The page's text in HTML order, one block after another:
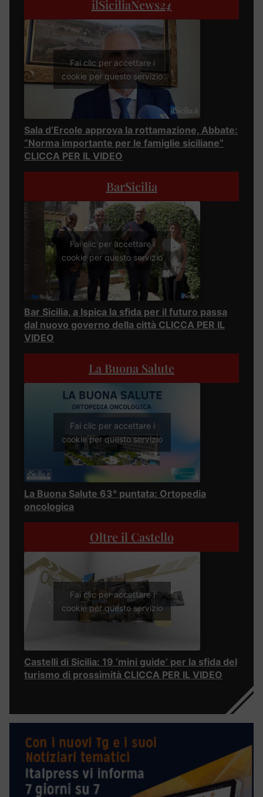
ilSiciliaNews24
Fai clic per accettare i
cookie per questo servizio
Sala d’Ercole approva la rottamazione, Abbate:
“Norma importante per le famiglie siciliane”
CLICCA PER IL VIDEO
BarSicilia
Fai clic per accettare i
cookie per questo servizio
Bar Sicilia, a Ispica la sfida per il futuro passa
dal nuovo governo della città CLICCA PER IL
VIDEO
La Buona Salute
Fai clic per accettare i
cookie per questo servizio
La Buona Salute 63° puntata: Ortopedia
oncologica
Oltre il Castello
Fai clic per accettare i
cookie per questo servizio
Castelli di Sicilia: 19 ‘mini guide’ per la sfida del
turismo di prossimità CLICCA PER IL VIDEO